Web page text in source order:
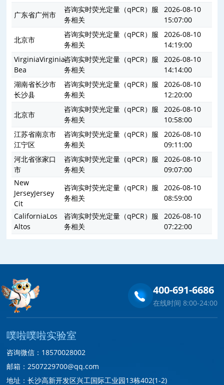
广东省广州市
咨询实时荧光定量（qPCR）服
务相关
2026-08-10
15:07:00
北京市
咨询实时荧光定量（qPCR）服
务相关
2026-08-10
14:19:00
VirginiaVirginia
Bea
咨询实时荧光定量（qPCR）服
务相关
2026-08-10
14:14:00
湖南省长沙市
长沙县
咨询实时荧光定量（qPCR）服
务相关
2026-08-10
12:20:00
北京市
咨询实时荧光定量（qPCR）服
务相关
2026-08-10
10:58:00
江苏省南京市
江宁区
咨询实时荧光定量（qPCR）服
务相关
2026-08-10
09:11:00
河北省张家口
市
咨询实时荧光定量（qPCR）服
务相关
2026-08-10
09:07:00
New
JerseyJersey
Cit
咨询实时荧光定量（qPCR）服
务相关
2026-08-10
08:59:00
CaliforniaLos
Altos
咨询实时荧光定量（qPCR）服
务相关
2026-08-10
07:22:00
400-691-6686
在线时间 8:00-24:00
噗啦噗啦实验室
咨询微信：18570028002
邮箱：2507229700@qq.com
地址：长沙高新开发区兴工国际工业园13栋402(1-2)